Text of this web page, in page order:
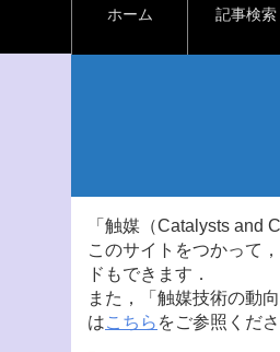
ホーム 記事検索
「触媒（Catalysts and
このサイトをつかって
ドもできます．
また，「触媒技術の動
はこちら をご参照くださ